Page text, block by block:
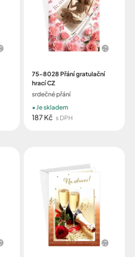
75-8028 Přání gratulační
hrací CZ
srdečné přání
187 Kč s DPH
Je skladem